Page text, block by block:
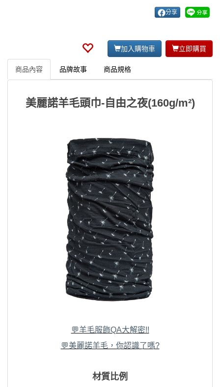
分享
加入購物車 立即購買
商品內容 品牌故事 商品規格
美麗諾羊毛頭巾-自由之夜(160g/m²)
💬羊毛服飾QA大解密!!
💬美麗諾羊毛，你認識了嗎?
材質比例